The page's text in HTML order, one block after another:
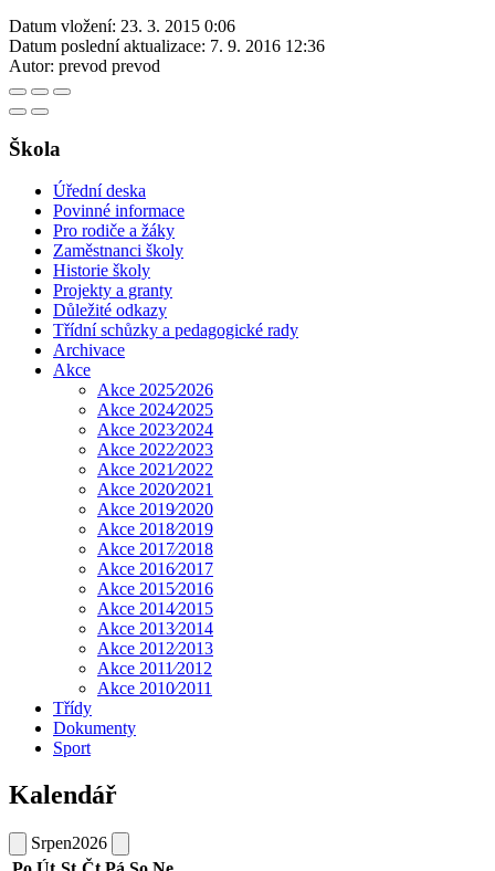
Datum vložení: 23. 3. 2015 0:06
Datum poslední aktualizace: 7. 9. 2016 12:36
Autor: prevod prevod
Škola
Úřední deska
Povinné informace
Pro rodiče a žáky
Zaměstnanci školy
Historie školy
Projekty a granty
Důležité odkazy
Třídní schůzky a pedagogické rady
Archivace
Akce
Akce 2025⁄2026
Akce 2024⁄2025
Akce 2023⁄2024
Akce 2022⁄2023
Akce 2021⁄2022
Akce 2020⁄2021
Akce 2019⁄2020
Akce 2018⁄2019
Akce 2017⁄2018
Akce 2016⁄2017
Akce 2015⁄2016
Akce 2014⁄2015
Akce 2013⁄2014
Akce 2012⁄2013
Akce 2011⁄2012
Akce 2010⁄2011
Třídy
Dokumenty
Sport
Kalendář
Srpen2026